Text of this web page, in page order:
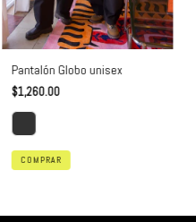
Pantalón Globo unisex
$1,260.00
COMPRAR